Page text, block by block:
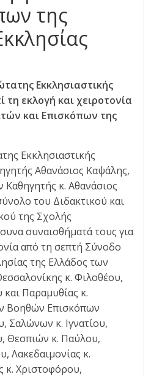
της
Εκκλησιαστικής
εκλογή και χειροτονία
και Επισκόπων της
Εκκλησιαστικής
Αθανάσιος Καψάλης,
κ. Αθανάσιος
του Διδακτικού και
της Σχολής
συναισθήματά τους για
από τη σεπτή Σύνοδο
της Ελλάδος των
κ. Φιλοθέου,
Παραμυθίας κ.
Βοηθών Επισκόπων
Σαλώνων κ. Ιγνατίου,
Θεσπιών κ. Παύλου,
Λακεδαιμονίας κ.
κ. Χριστοφόρου,